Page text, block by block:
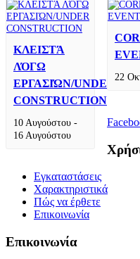
ΚΛΕΙΣΤΆ
ΛΌΓΩ
ΕΡΓΑΣΙΏΝ/UNDER
CONSTRUCTION
10 Αυγούστου-
16 Αυγούστου
22
Εγκαταστάσεις
Χαρακτηριστικά
Πώς να έρθετε
Επικοινωνία
Επικοινωνία